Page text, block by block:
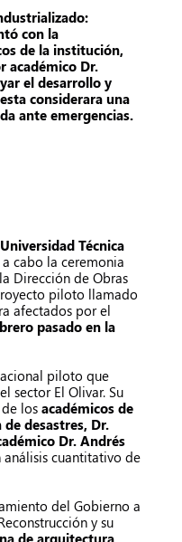
con la
de la institución,
académico Dr.
el desarrollo y
considerara una
ante emergencias.
Técnica
cabo la ceremonia
Dirección de Obras
piloto llamado
afectados por el
pasado en la
piloto que
sector El Olivar. Su
losacadémicos de
desastres, Dr.
Dr. Andrés
análisis cuantitativo de
del Gobierno a
y su
de arquitectura